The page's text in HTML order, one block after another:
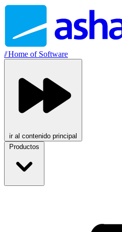
//Home of Software
ir al contenido principal
Productos